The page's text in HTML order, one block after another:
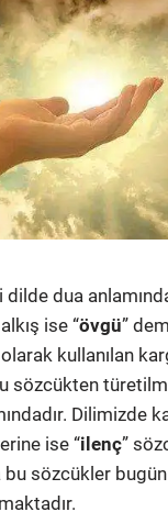
dua
alkış ise “övgü”
olarak kullanılan
sözcükten
Dilimizde
ise “ilenç”
bu sözcükler